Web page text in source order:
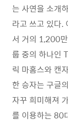
는 사연을 소개
라고 쓰고 있다.
서 거의 1,200
룹 중의 하나인
릭 마홈스와 캔
한 승자는 구글
자꾸 희미해져
를 이용하는 80